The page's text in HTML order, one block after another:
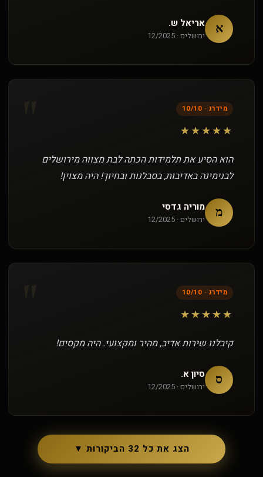
א אריאל ש.
ירושלים · 12/2025
מידרג · 10/10
★★★★★
הוא הסיע את תלמידות הכתה לבת מצווה מירושלים
לבנימינה באדיבות, בסבלנות ובחיוך! היה מצוין!
מ מוריה גדסי
ירושלים · 12/2025
מידרג · 10/10
★★★★★
קיבלנו שירות אדיב, מהיר ומקצועי. היה מקסים!
ס סיון א.
ירושלים · 12/2025
הצג את כל 32 הביקורות ▼